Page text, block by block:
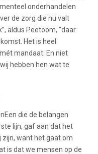
onderhandelen
de zorg die nu valt
aldus Peetoom, “daar
Het is heel
mandaat. En niet
hebben hen wat te
die de belangen
lijn, gaf aan dat het
want het gaat om
is dat we mensen op de